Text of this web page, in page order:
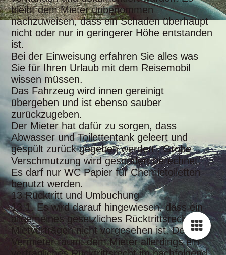
bleibt dem Mieter unbenommen
nachzuweisen, dass ein Schaden überhaupt
nicht oder nur in geringerer Höhe entstanden
ist.
Bei der Einweisung erfahren Sie alles was
Sie für Ihren Urlaub mit dem Reisemobil
wissen müssen.
Das Fahrzeug wird innen gereinigt
übergeben und ist ebenso sauber
zurückzugeben.
Der Mieter hat dafür zu sorgen, dass
Abwasser und Toilettentank geleert und
gespült zurück gegeben werden . Grobe
Verschmutzung wird gesondert berechnet.
Es darf nur WC Papier für Chemietoiletten
benutzt werden.
13 Rücktritt und Umbuchung
13.1. Es wird darauf hingewiesen, dass ein
allgemeines gesetzliches Rücktrittsrecht bei
Mietverträgen nicht vorgesehen ist. Der
Vermieter räumt dem Mieter allerdings ein